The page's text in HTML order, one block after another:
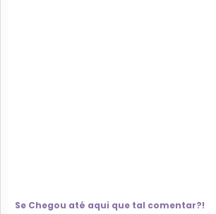
Se Chegou até aqui que tal comentar?!